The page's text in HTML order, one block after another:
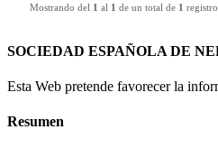
Mostrando del 1 al 1 de un total de 1
SOCIEDAD ESPAÑOLA DE
Esta Web pretende favorecer la
Resumen